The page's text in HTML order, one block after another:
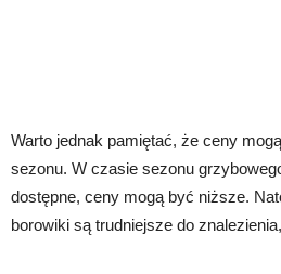
Warto jednak pamiętać, że ceny
sezonu. W czasie sezonu
dostępne, ceny mogą być niższe.
borowiki są trudniejsze do